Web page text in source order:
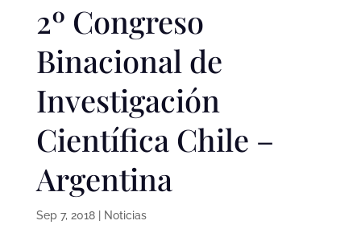
2º Congreso
Binacional de
Investigación
Científica Chile –
Argentina
Sep 7, 2018| Noticias